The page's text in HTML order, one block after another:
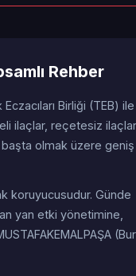
Rehber
Birliği (TEB) ile
ilaçlar, reçetesiz ilaçlar
olmak üzere
koruyucusudur. Günde
yan etki yönetimine,